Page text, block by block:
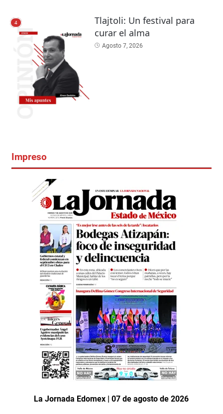
4
Tlajtoli: Un festival para
curar el alma
Agosto 7, 2026
Impreso
La Jornada Edomex | 07 de agosto de 2026